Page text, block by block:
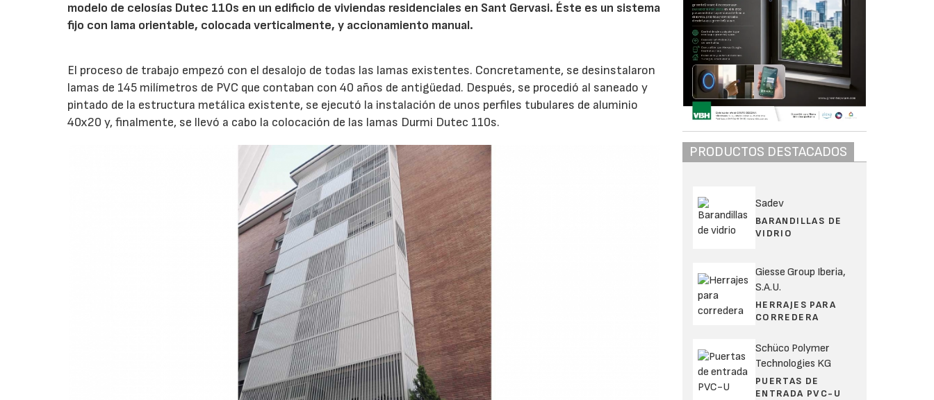
modelo de celosías Dutec 110s en un edificio de viviendas residenciales en Sant Gervasi. Éste es un sistema
fijo con lama orientable, colocada verticalmente, y accionamiento manual.
El proceso de trabajo empezó con el desalojo de todas las lamas existentes. Concretamente, se desinstalaron
lamas de 145 milímetros de PVC que contaban con 40 años de antigüedad. Después, se procedió al saneado y
pintado de la estructura metálica existente, se ejecutó la instalación de unos perfiles tubulares de aluminio
40x20 y, finalmente, se llevó a cabo la colocación de las lamas Durmi Dutec 110s.
PRODUCTOS DESTACADOS
Sadev
BARANDILLAS DE
VIDRIO
Giesse Group Iberia,
S.A.U.
HERRAJES PARA
CORREDERA
Schüco Polymer
Technologies KG
PUERTAS DE
ENTRADA PVC-U